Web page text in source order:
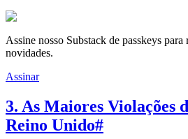
Assine nosso Substack de passkeys para
novidades.
Assinar
3. As Maiores Violações
Reino Unido#